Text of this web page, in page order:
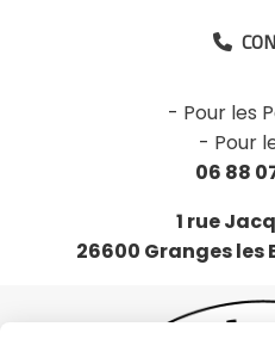

- Pour les
- Pour
06 88
1 rue
26600 Granges